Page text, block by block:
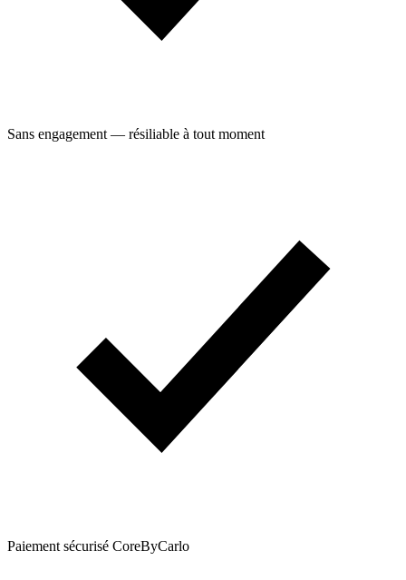
Sans engagement — résiliable à tout moment
Paiement sécurisé CoreByCarlo